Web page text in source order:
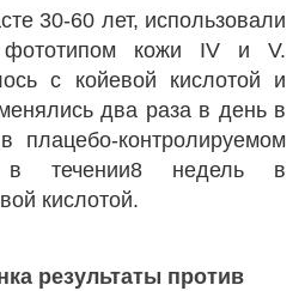
30-60 лет, использовали
кожи IV и V.
с койевой кислотой и
два раза в день в
плацебо-контролируемом
в течении8 недель в
кислотой.
результаты против